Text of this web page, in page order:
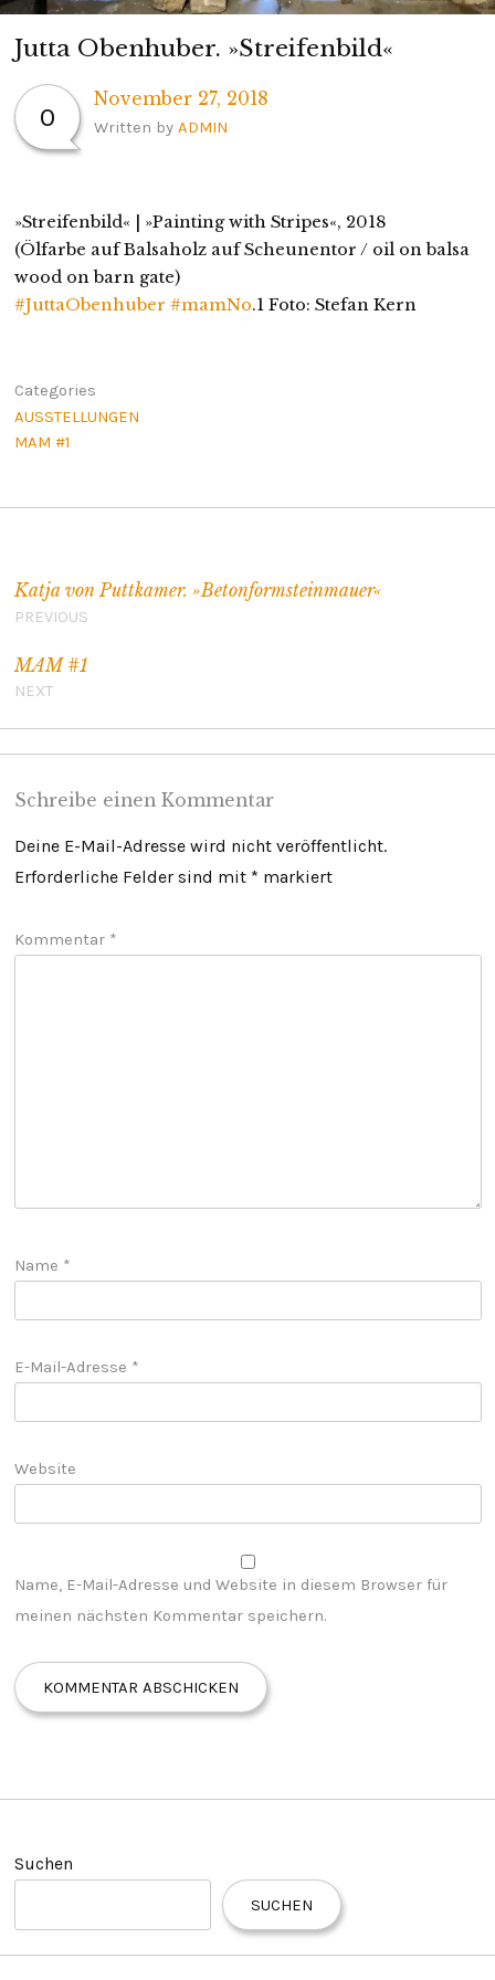
Jutta Obenhuber. »Streifenbild«
0
November 27, 2018
Written by ADMIN
»Streifenbild« | »Painting with Stripes«, 2018
(Ölfarbe auf Balsaholz auf Scheunentor / oil on balsa
wood on barn gate)
#JuttaObenhuber #mamNo.1 Foto: Stefan Kern
Categories
AUSSTELLUNGEN
MAM #1
Katja von Puttkamer. »Betonformsteinmauer«
PREVIOUS
MAM #1
NEXT
Schreibe einen Kommentar
Deine E-Mail-Adresse wird nicht veröffentlicht.
Erforderliche Felder sind mit * markiert
Kommentar *
Name *
E-Mail-Adresse *
Website
Name, E-Mail-Adresse und Website in diesem Browser für
meinen nächsten Kommentar speichern.
Suchen
SUCHEN